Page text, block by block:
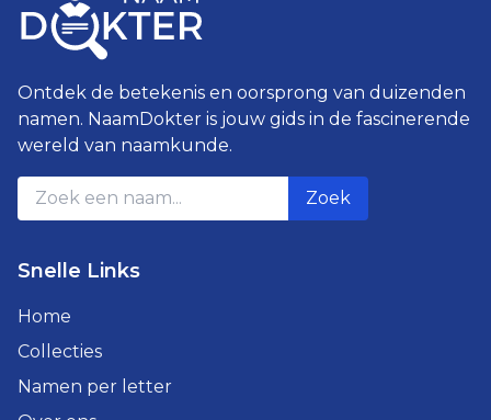
Ontdek de betekenis en oorsprong van duizenden
namen. NaamDokter is jouw gids in de fascinerende
wereld van naamkunde.
Zoek
Snelle Links
Home
Collecties
Namen per letter